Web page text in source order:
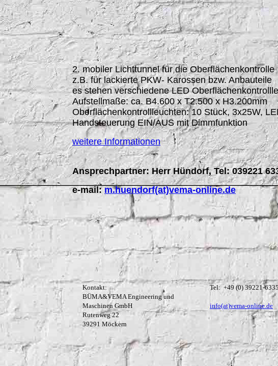
mobiler Lichttunnel mLT2R10L-LPS
2. mobiler Lichttunnel für die Oberflächenkontrolle
z.B. für lackierte PKW- Karossen bzw. Anbauteile
es stehen verschiedene LED
Aufstellmaße: ca. B4.600 x T2.500 x H3.200mm
Oberflächenkontrollleuchten: 10 Stück, 3x25W,
Handsteuerung EIN/AUS mit Dimmfunktion
weitere Informationen
Ansprechpartner: Herr Hündorf, Tel: 039221
e-mail: m.huendorf(at)vema-online.de
Kontakt:
BÜMA&VEMA Engineering und
Maschinen GmbH
Rutenweg 22
39291 Möckern
Tel: +49 (0) 39221-
info(at)vema-online.de